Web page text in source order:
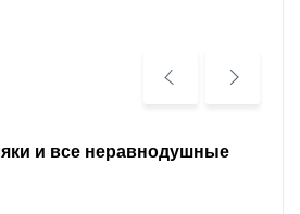
и все неравнодушные